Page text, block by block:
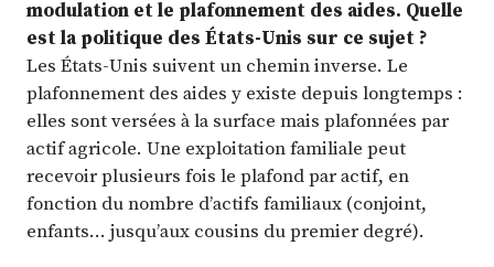
modulation et le plafonnement des aides. Quelle
est la politique des États-Unis sur ce sujet ?
Les États-Unis suivent un chemin inverse. Le
plafonnement des aides y existe depuis longtemps :
elles sont versées à la surface mais plafonnées par
actif agricole. Une exploitation familiale peut
recevoir plusieurs fois le plafond par actif, en
fonction du nombre d’actifs familiaux (conjoint,
enfants… jusqu’aux cousins du premier degré).